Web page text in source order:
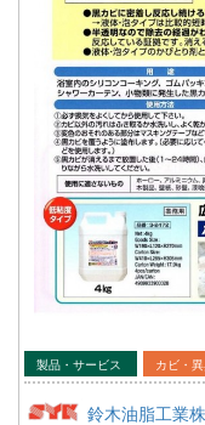
製品・サービス カビ・
鈴木油脂工業